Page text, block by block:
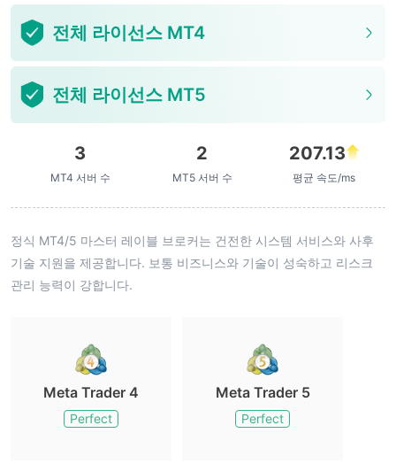
전체 라이선스 MT4
전체 라이선스 MT5
3
MT4 서버 수
2
MT5 서버 수
207.13
평균 속도/ms
정식 MT4/5 마스터 레이블 브로커는 건전한 시스템 서비스와 사후
기술 지원을 제공합니다. 보통 비즈니스와 기술이 성숙하고 리스크
관리 능력이 강합니다.
Meta Trader 4
Perfect
Meta Trader 5
Perfect